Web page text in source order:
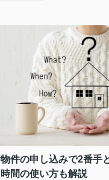
件の申し込みで2番手
間の使い方も解説